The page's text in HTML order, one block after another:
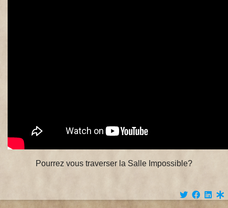
Pourrez vous traverser la Salle Impossible?